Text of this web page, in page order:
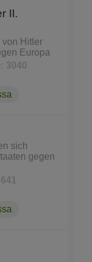
II.
von Hitler
Europa
3040
sich
gegen
641